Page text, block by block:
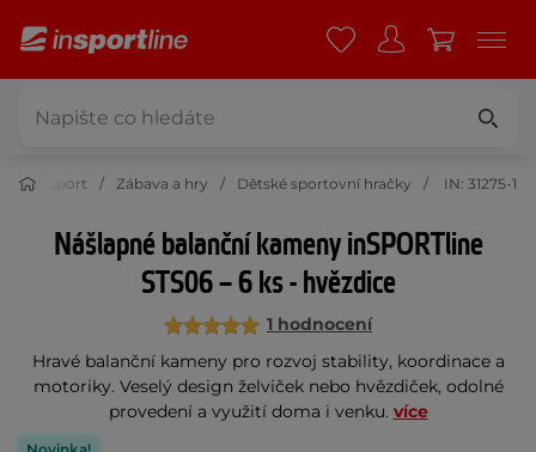
Sport Zábava a hry Dětské sportovní hračky IN: 31275-1
Nášlapné balanční kameny inSPORTline
STS06 – 6 ks - hvězdice
1 hodnocení
Hravé balanční kameny pro rozvoj stability, koordinace a
motoriky. Veselý design želviček nebo hvězdiček, odolné
provedení a využití doma i venku. více